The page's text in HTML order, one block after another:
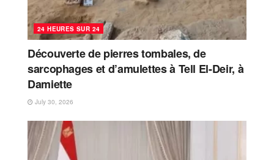
24 HEURES SUR 24
Découverte de pierres tombales, de
sarcophages et d’amulettes à Tell El-Deir, à
Damiette
July 30, 2026